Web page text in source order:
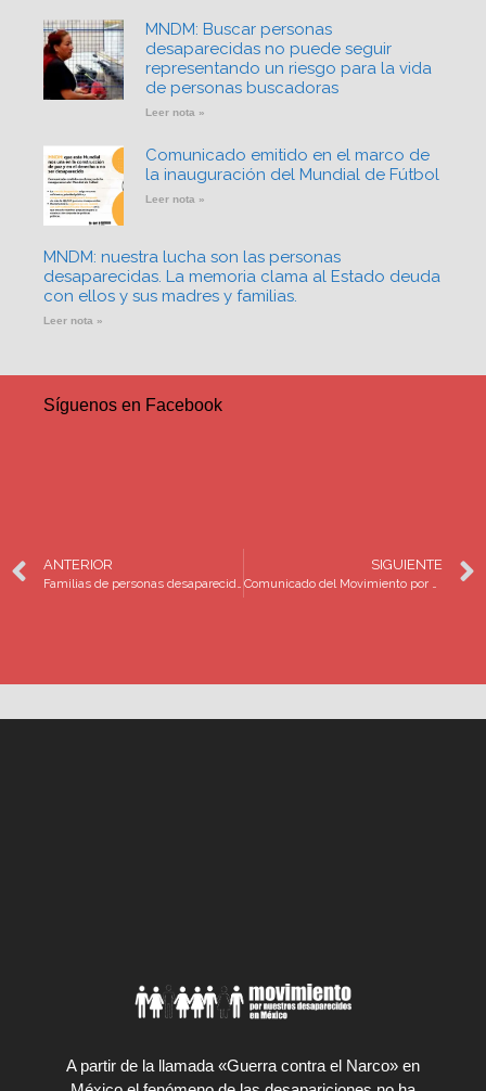
MNDM: Buscar personas
desaparecidas no puede seguir
representando un riesgo para la vida
de personas buscadoras
Leer nota »
Comunicado emitido en el marco de
la inauguración del Mundial de Fútbol
Leer nota »
MNDM: nuestra lucha son las personas
desaparecidas. La memoria clama al Estado deuda
con ellos y sus madres y familias.
Leer nota »
Síguenos en Facebook
ANTERIOR
Familias de personas desaparecidas en México, alzando la voz en Estados Unidos Canadá, Barcelona y París
SIGUIENTE
Comunicado del Movimiento por Nuestros Desaparecidos en México (MovNDmx) frente al proceso de designación del titular de la Comisión Nacional de Búsqueda (CNB)
A partir de la llamada «Guerra contra el Narco» en